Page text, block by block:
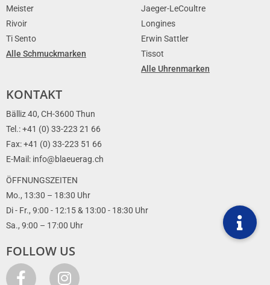
Meister
Rivoir
Ti Sento
Alle Schmuckmarken
Jaeger-LeCoultre
Longines
Erwin Sattler
Tissot
Alle Uhrenmarken
KONTAKT
Bälliz 40, CH-3600 Thun
Tel.: +41 (0) 33-223 21 66
Fax: +41 (0) 33-223 51 66
E-Mail: info@blaeuerag.ch
ÖFFNUNGSZEITEN
Mo., 13:30 – 18:30 Uhr
Di - Fr., 9:00 - 12:15 & 13:00 - 18:30 Uhr
Sa., 9:00 – 17:00 Uhr
FOLLOW US